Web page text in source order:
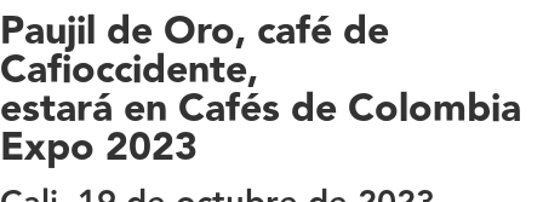
Paujil de Oro, café de
Cafioccidente,
estará en Cafés de Colombia
Expo 2023